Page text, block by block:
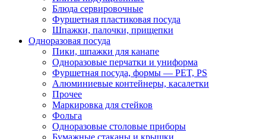
Блюда сервировочные
Фуршетная пластиковая посуда
Шпажки, палочки, прищепки
Одноразовая посуда
Пики, шпажки для канапе
Одноразовые перчатки и униформа
Фуршетная посуда, формы — PET, PS
Алюминиевые контейнеры, касалетки
Прочее
Маркировка для стейков
Фольга
Одноразовые столовые приборы
Бумажные стаканы и крышки